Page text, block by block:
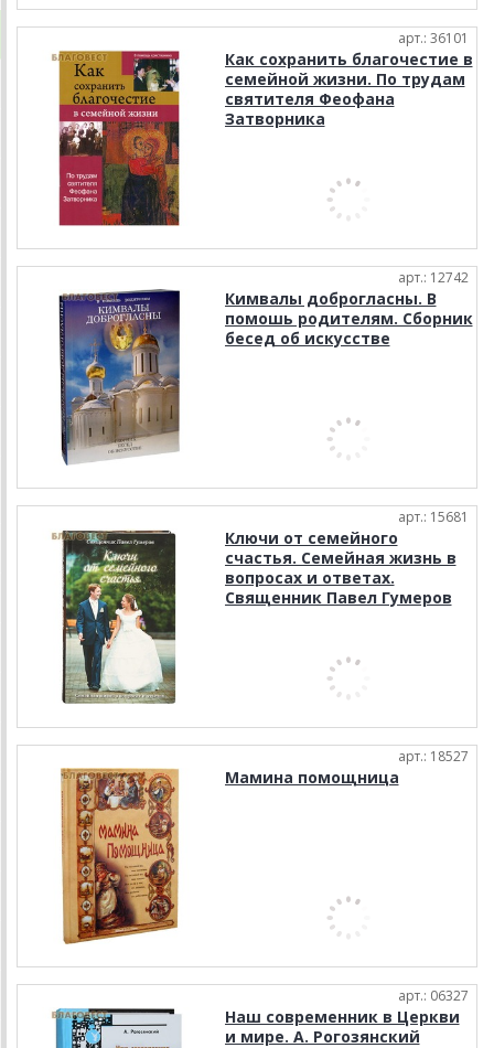
арт.: 36101
Как сохранить благочестие в
семейной жизни. По трудам
святителя Феофана
Затворника
арт.: 12742
Кимвалы доброгласны. В
помошь родителям. Сборник
бесед об искусстве
арт.: 15681
Ключи от семейного
счастья. Семейная жизнь в
вопросах и ответах.
Священник Павел Гумеров
арт.: 18527
Мамина помощница
арт.: 06327
Наш современник в Церкви
и мире. А. Рогозянский